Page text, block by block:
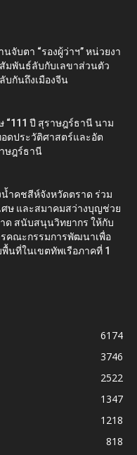
จับตา “รองผู้ว่าฯ” หน่วยงา
มพันธ์ลับกับเลขาส่วนตัว
กันถึงเมืองจีน
“111 ปี สุราษฎร์ธานี นาม
ดประวัติศาสตร์และอัต
ษฎร์ธานี
ำคชสีห์จังหวัดตราด ร่วม
ศษ และสมาคมสว่างบุญช่วย
ด สนับสนุนวิทยากร ให้กับ
คณะกรรมการพัฒนาเพื่อ
นที่ในเขตทัพเรือภาคที่ 1
6174
3746
2522
1347
1218
818